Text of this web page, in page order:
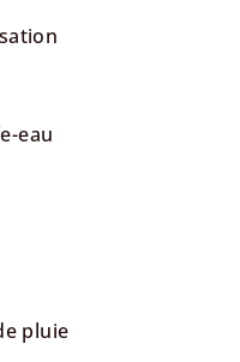
eau
pluie